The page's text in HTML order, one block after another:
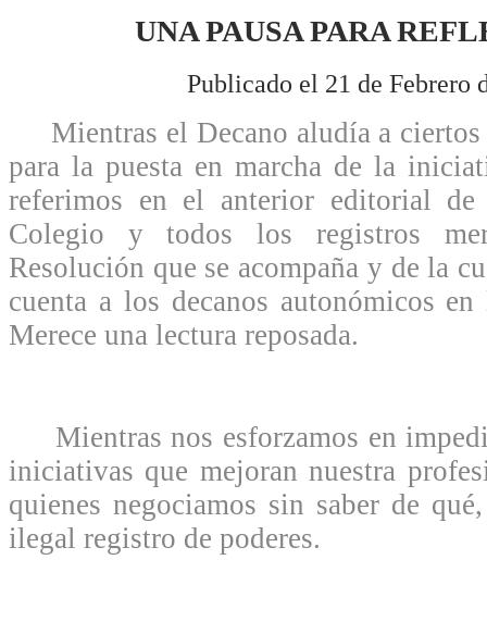
UNA PAUSA PARA
Publicado el 21 de Febrero
Mientras el Decano aludía a ciertos
para la puesta en marcha de la
referimos en el anterior editorial
Colegio y todos los registros
Resolución que se acompaña y de la
cuenta a los decanos autonómicos
Merece una lectura reposada.
Mientras nos esforzamos en
iniciativas que mejoran nuestra
quienes negociamos sin saber de
ilegal registro de poderes.